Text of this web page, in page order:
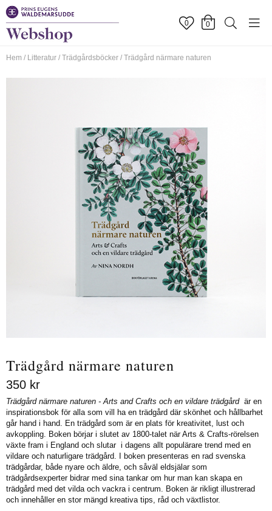
0 0
Hem / Litteratur / Trädgårdsböcker / Trädgård närmare naturen
Trädgård närmare naturen
350 kr
Trädgård närmare naturen - Arts and Crafts och en vildare trädgårdär en
inspirationsbok för alla som vill ha en trädgård där skönhet och hållbarhet
går hand i hand. En trädgård som är en plats för kreativitet, lust och
avkoppling. Boken börjar i slutet av 1800-talet när Arts & Crafts-rörelsen
växte fram i England och slutar i dagens allt populärare trend med en
vildare och naturligare trädgård. I boken presenteras en rad svenska
trädgårdar, både nyare och äldre, och såväl eldsjälar som
trädgårdsexperter bidrar med sina tankar om hur man kan skapa en
trädgård med det vilda och vackra i centrum. Boken är rikligt illustrerad
och innehåller en stor mängd kreativa tips, råd och växtlistor.